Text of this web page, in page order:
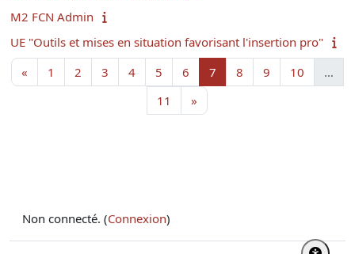
M2 FCN Admin
UE "Outils et mises en situation favorisant l'insertion pro"
« Page précédente
1 Page 1
2 Page 2
3 Page 3
4Page 4
5 Page 5
6 Page 6
7 Page 7
8 Page 8
9 Page 9
10
…
11 Page 11
»
Non connecté. (Connexion)